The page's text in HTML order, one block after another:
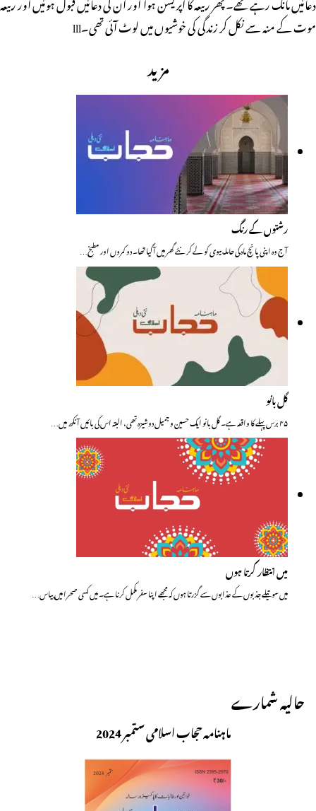
موت کے منہ سے نکل کر زندگی کی خوشیوں میں لوٹ آئی تھی۔lll
مزید
رشتوں کے رنگ
آج وہ اپنی پانچ ماہ کی حاملہ بیوی کو لے کر نئے گھر میں آگیا تھا۔ دو کمروں اور مطبخ…
گل بانو
۴۵ برس پہلے کا واقعہ ہے۔ گل بانو ایک حسین و جمیل دوشیزہ تھی، البتہ اس کی بائیں آنکھ میں…
میں انتظار کرتا ہوں
میں سوتیلے جذبوں کے عذابوں سے گزرتا ہوں کہ مجھے اپنا سفر مکمل کرنا ہے۔ میں کسی صحرا میں پیاس…
حالیہ شمارے
ماہنامہ حجاب اسلامی ستمبر 2024